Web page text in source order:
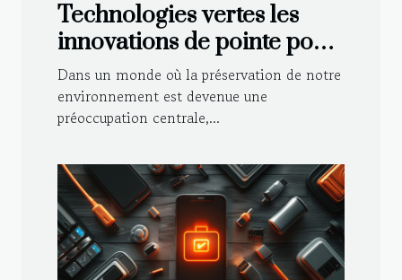
Technologies vertes les
innovations de pointe pour
un avenir durable
Dans un monde où la préservation de notre
environnement est devenue une
préoccupation centrale,...